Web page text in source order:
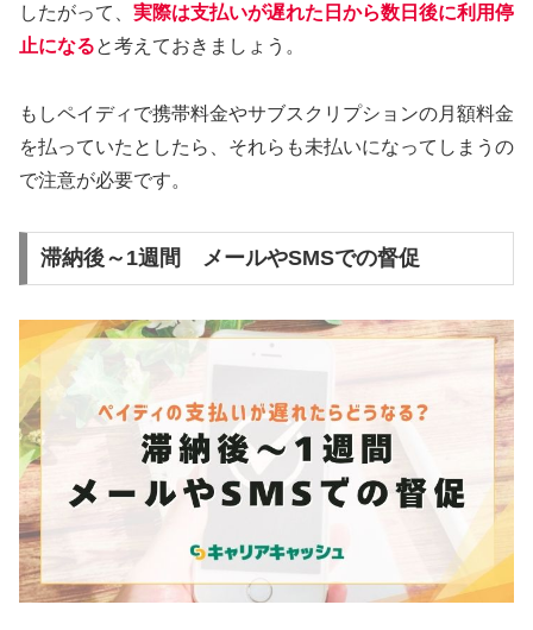
したがって、 実際は支払いが遅れた日から数日後に利用停
止になると考えておきましょう。
もしペイディで携帯料金やサブスクリプションの月額料金
を払っていたとしたら、それらも未払いになってしまうの
で注意が必要です。
滞納後～1週間 メールやSMSでの督促